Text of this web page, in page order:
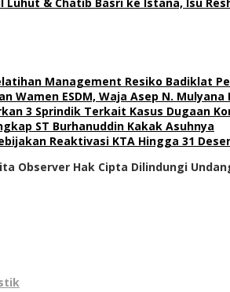
Management Resiko Badiklat
Wamen ESDM, Waja Asep N. Mulyana
3 Sprindik Terkait Kasus Dugaan
ST Burhanuddin Kakak Asuhnya
Reaktivasi KTA Hingga 31
Observer Hak Cipta Dilindungi